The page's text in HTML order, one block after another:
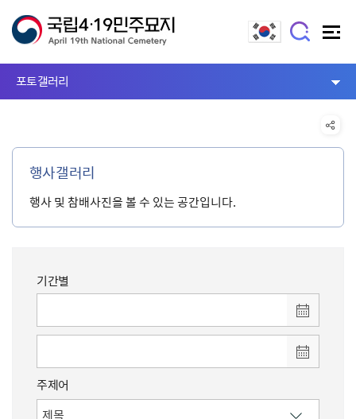
포토갤러리
행사갤러리
행사 및 참배사진을 볼 수 있는 공간입니다.
기간별
주제어